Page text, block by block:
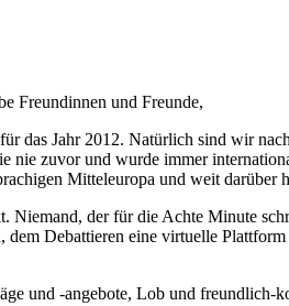
Freundinnen und Freunde,
das Jahr 2012. Natürlich sind wir
nie zuvor und wurde immer
Mitteleuropa und weit darüber
Niemand, der für die Achte Minute
Debattieren eine virtuelle
und -angebote, Lob und